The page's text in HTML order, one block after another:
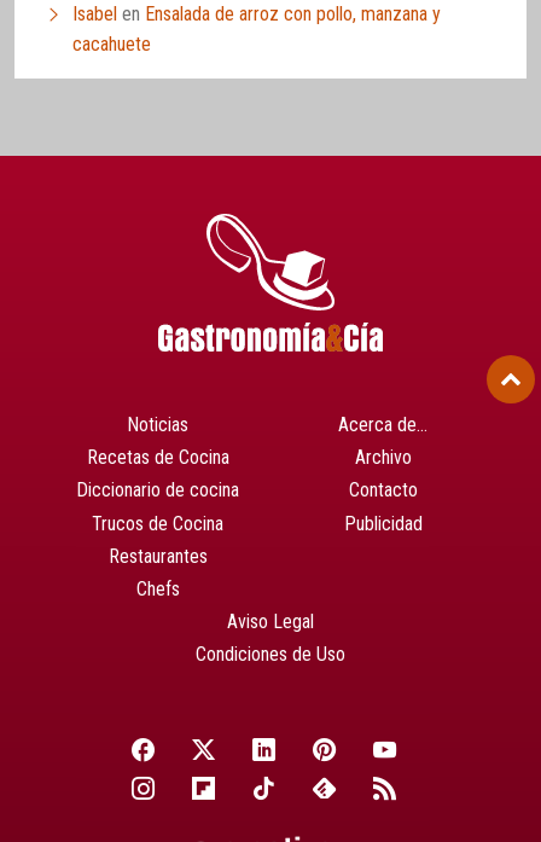
Isabel en Ensalada de arroz con pollo, manzana y
cacahuete
Noticias
Recetas de Cocina
Diccionario de cocina
Trucos de Cocina
Restaurantes
Chefs
Acerca de…
Archivo
Contacto
Publicidad
Aviso Legal
Condiciones de Uso